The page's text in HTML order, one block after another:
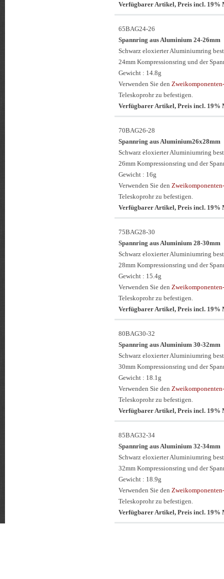
Verfügbarer Artikel, Preis incl. 19%
65BAG24-26
Spannring aus Aluminium 24-26mm
Schwarz eloxierter Aluminiumring
24mm Kompressionsring und der
Gewicht : 14.8g
Verwenden Sie den
Teleskoprohr zu befestigen.
Verfügbarer Artikel, Preis incl. 19%
70BAG26-28
Spannring aus Aluminium26x28mm
Schwarz eloxierter Aluminiumring
26mm Kompressionsring und der
Gewicht : 16g
Verwenden Sie den
Teleskoprohr zu befestigen.
Verfügbarer Artikel, Preis incl. 19%
75BAG28-30
Spannring aus Aluminium 28-30mm
Schwarz eloxierter Aluminiumring
28mm Kompressionsring und der
Gewicht : 15.4g
Verwenden Sie den
Teleskoprohr zu befestigen.
Verfügbarer Artikel, Preis incl. 19%
80BAG30-32
Spannring aus Aluminium 30-32mm
Schwarz eloxierter Aluminiumring
30mm Kompressionsring und der
Gewicht : 18.1g
Verwenden Sie den
Teleskoprohr zu befestigen.
Verfügbarer Artikel, Preis incl. 19%
85BAG32-34
Spannring aus Aluminium 32-34mm
Schwarz eloxierter Aluminiumring
32mm Kompressionsring und der
Gewicht : 18.9g
Verwenden Sie den
Teleskoprohr zu befestigen.
Verfügbarer Artikel, Preis incl. 19%